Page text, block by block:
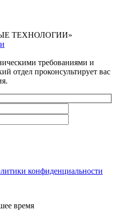
ТЕХНОЛОГИИ»
требованиями и
отдел проконсультирует вас
конфиденциальности
время